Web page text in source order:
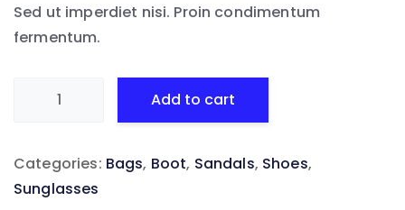
Sed ut imperdiet nisi. Proin condimentum
fermentum.
Aliquam
quantity
Add to cart
Categories: Bags, Boot, Sandals, Shoes,
Sunglasses